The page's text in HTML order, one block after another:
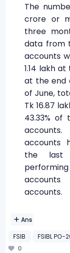
The
crore or
three
data from
accounts
1.14 lakh
at the end
of June,
Tk 16.87
43.33%
accounts
the last
accounts
accounts.
Ans
FSIB
FSIBL PO-
0